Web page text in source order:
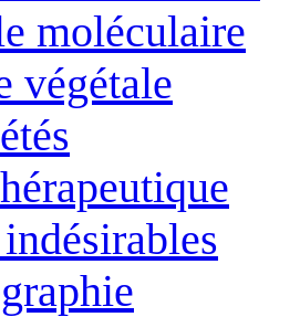
moléculaire
végétale